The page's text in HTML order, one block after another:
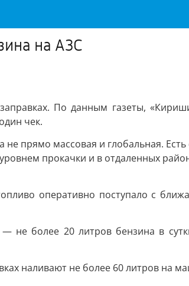
на АЗС
По данным газеты,
чек.
прямо массовая и глобальная.
прокачки и в отдаленных
оперативно поступало с
не более 20 литров бензина в
наливают не более 60 литров на